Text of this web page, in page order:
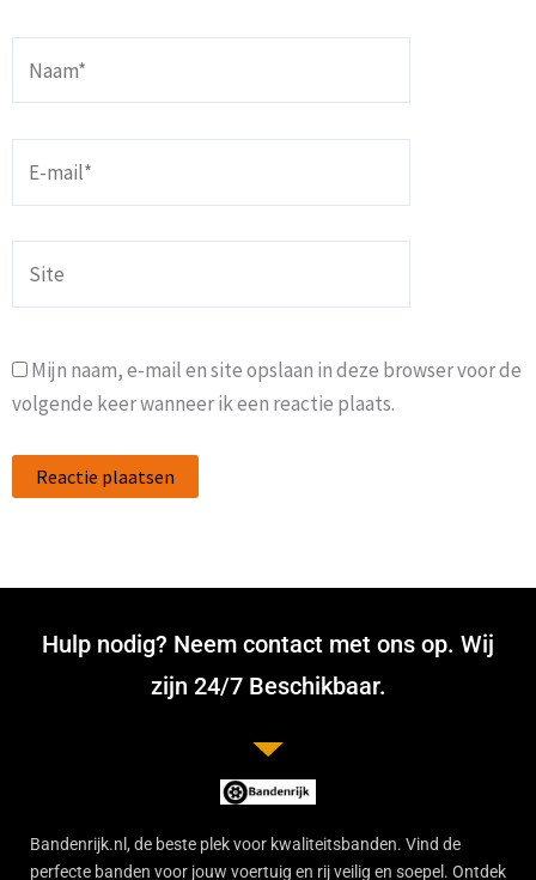
mail*
Mijn naam, e-mail en site opslaan in deze browser voor de
volgende keer wanneer ik een reactie plaats.
Hulp nodig? Neem contact met ons op. Wij
zijn 24/7 Beschikbaar.
Bandenrijk.nl, de beste plek voor kwaliteitsbanden. Vind de
perfecte banden voor jouw voertuig en rij veilig en soepel. Ontdek